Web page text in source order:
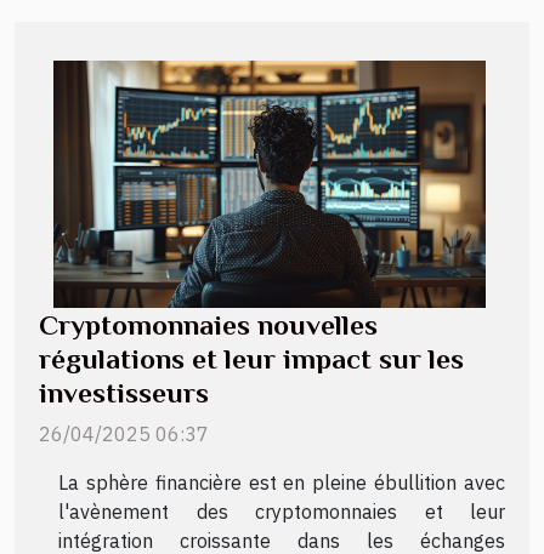
Cryptomonnaies nouvelles
régulations et leur impact sur les
investisseurs
26/04/2025 06:37
La sphère financière est en pleine ébullition avec
l'avènement des cryptomonnaies et leur
intégration croissante dans les échanges